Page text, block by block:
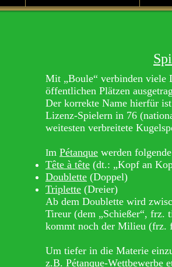
Mit „Boule“ verbinden viele
öffentlichen Plätzen
Der korrekte Name hierfür
Lizenz-Spielern in 76
weitesten verbreitete
Im Pétanque werden
Tête à tête (dt.: „Kopf an
Doublette (Doppel)
Triplette (Dreier)
Ab dem Doublette wird
Tireur (dem „Schießer“, frz.
kommt noch der Milieu (frz.
Um tiefer in die Materie
z.B. Pétanque-Wettbewerbe